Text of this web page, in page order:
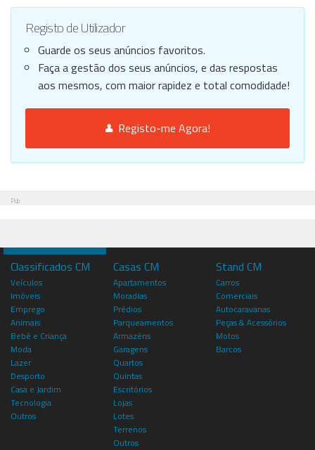
Registo de Utilizador
Guarde os seus anúncios favoritos.
Faça a gestão dos seus anúncios, e das respostas
aos mesmos, com maior rapidez e total comodidade!
Registo-me Agora!
Pub
Classificados CM
Veículos
Imóveis
Emprego
Animais
Bebé e Criança
Moda
Lazer
Desporto
Casa e Jardim
Tecnologia
Outros
Casas CM
Apartamentos
Moradias
Prédios
Parqueamentos
Armazéns
Garagens
Quartos
Quintas
Escritórios
Lojas
Lotes
Terrenos
Outros
Stand CM
Carros
Comerciais
Autocaravanas
Peças & Acessórios
Motos
Barcos